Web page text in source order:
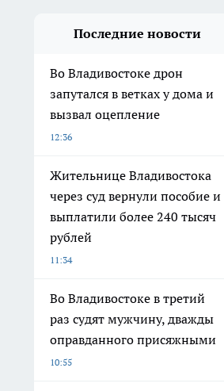
Последние новости
Во Владивостоке дрон
запутался в ветках у дома и
вызвал оцепление
12:36
Жительнице Владивостока
через суд вернули пособие и
выплатили более 240 тысяч
рублей
11:34
Во Владивостоке в третий
раз судят мужчину, дважды
оправданного присяжными
10:55